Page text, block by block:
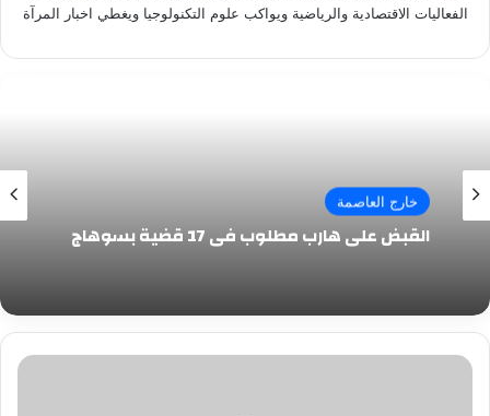
الفعاليات الاقتصادية والرياضية ويواكب علوم التكنولوجيا ويغطي اخبار المرآة
خارج العاصمة
القبض على هارب مطلوب فى 17 قضية بسوهاج
وداعا